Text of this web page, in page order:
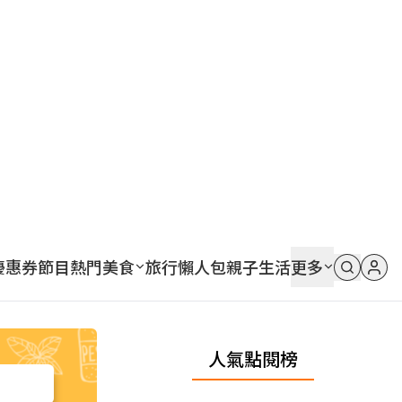
惠券節目熱門美食 旅行懶人包親子生活更多
人氣點閱榜